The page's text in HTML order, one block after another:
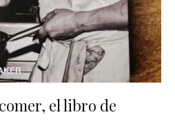
el libro de